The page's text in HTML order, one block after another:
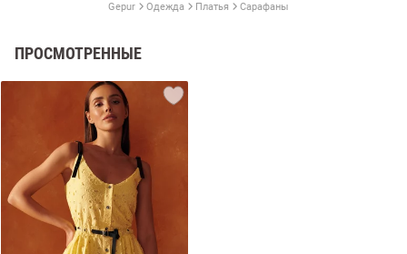
Gepur Одежда Платья Сарафаны
ПРОСМОТРЕННЫЕ